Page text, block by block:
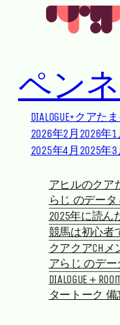
Skip to main content
Skip to footer
ペン
DIALOGUE+クアたま
2026年2月 2026年1
2025年4月 2025年3
アヒルのクア
らじ のデータ
2025年に読ん
競馬は初心者
クアクアchメ
アらじ のデー
DIALOGUE＋
タートーク 備